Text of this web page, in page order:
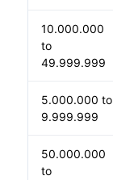
10.000.000
to
49.999.999
5.000.000 to
9.999.999
50.000.000
to